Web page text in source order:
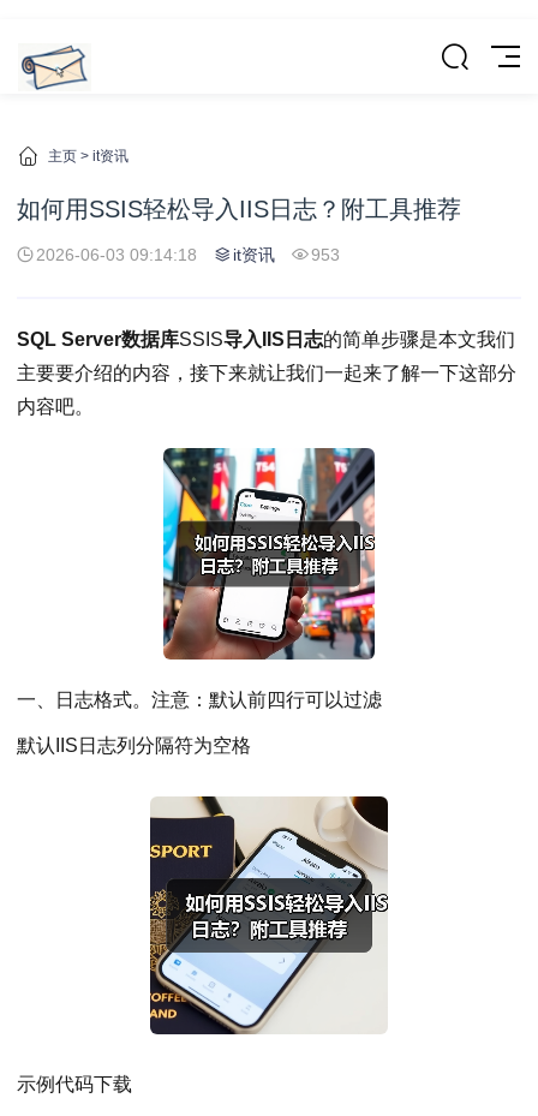
主页 > it资讯
如何用SSIS轻松导入IIS日志？附工具推荐
2026-06-03 09:14:18 it资讯 953
SQL Server数据库SSIS导入IIS日志的简单步骤是本文我们
主要要介绍的内容，接下来就让我们一起来了解一下这部分
内容吧。
一、日志格式。注意：默认前四行可以过滤
默认IIS日志列分隔符为空格
示例代码下载